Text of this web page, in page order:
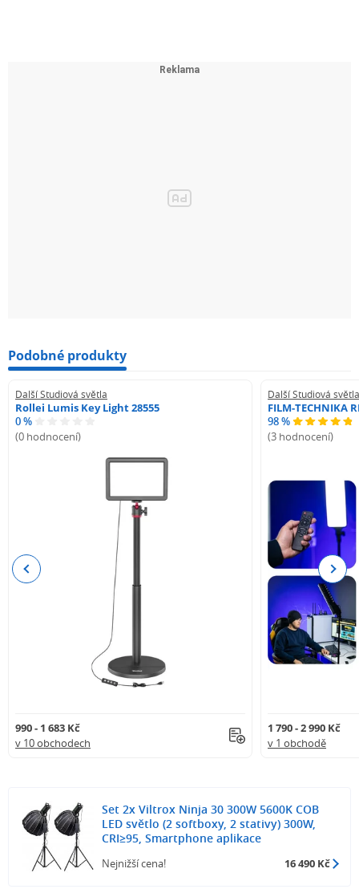
Podobné produkty
Další Studiová světla
Rollei Lumis Key Light 28555
0 %
(0 hodnocení)
990 - 1 683 Kč
v 10 obchodech
Další Studiová světla
FILM-TECHNIKA
98 %
(3 hodnocení)
1 790 - 2 990 Kč
v 1 obchodě
Previous Next
Set 2x Viltrox Ninja 30 300W 5600K COB
LED světlo (2 softboxy, 2 stativy) 300W,
CRI≥95, Smartphone aplikace
Nejnižší cena! 16 490 Kč